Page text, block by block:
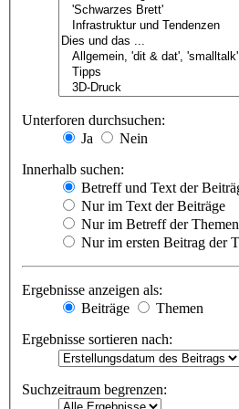
Unterforen durchsuchen:
Ja
Nein
Innerhalb suchen:
Betreff und Text der
Nur im Text der Beiträge
Nur im Betreff der Themen
Nur im ersten Beitrag der
Ergebnisse anzeigen als:
Beiträge
Themen
Ergebnisse sortieren nach:
Suchzeitraum begrenzen: